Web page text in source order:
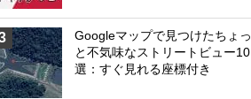
Googleマップで見つけたちょっ
と不気味なストリートビュー10
選：すぐ見れる座標付き